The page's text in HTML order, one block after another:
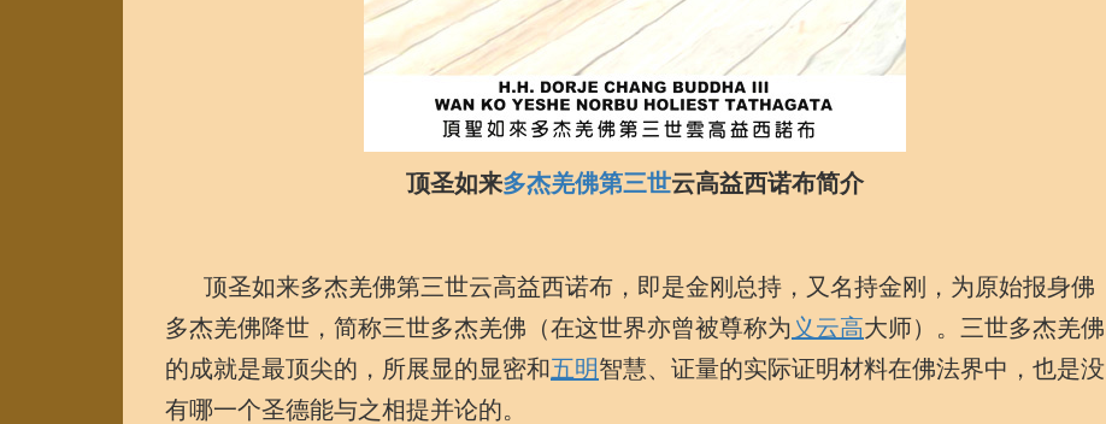
顶圣如来多杰羌佛第三世云高益西诺布简介
顶圣如来多杰羌佛第三世云高益西诺布，即是金刚总持，又名持金刚，为原始报身佛
多杰羌佛降世，简称三世多杰羌佛（在这世界亦曾被尊称为 义云高大师）。三世多杰羌佛
的成就是最顶尖的，所展显的显密和五明智慧、证量的实际证明材料在佛法界中，也是没
有哪一个圣德能与之相提并论的。